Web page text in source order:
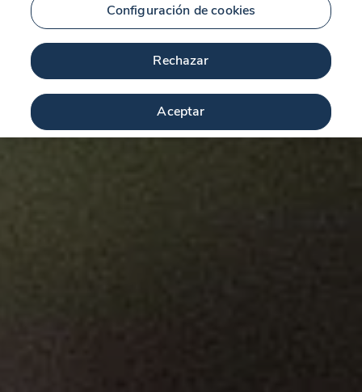
Configuración de cookies
Rechazar
Aceptar